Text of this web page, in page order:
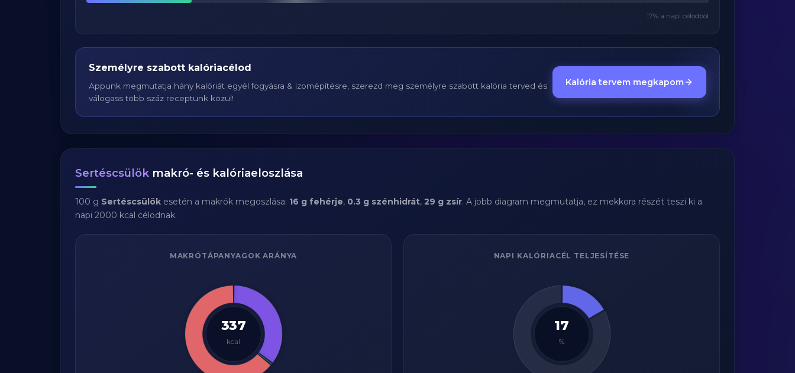
17% a napi célodból
Személyre szabott kalóriacélod
Appunk megmutatja hány kalóriát egyél fogyásra & izomépítésre, szerezd meg személyre szabott kalória terved és
válogass több száz receptünk közül!
Kalória tervem megkapom
Sertéscsülök makró- és kalóriaeloszlása
100 g Sertéscsülök esetén a makrók megoszlása: 16 g fehérje, 0.3 g szénhidrát, 29 g zsír. A jobb diagram megmutatja, ez mekkora részét teszi ki a
napi 2000 kcal célodnak.
MAKRÓTÁPANYAGOK ARÁNYA
337
kcal
NAPI KALÓRIACÉL TELJESÍTÉSE
17
%